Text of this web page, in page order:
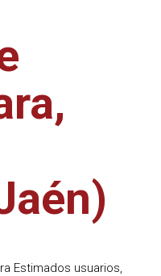
Estimados usuarios,